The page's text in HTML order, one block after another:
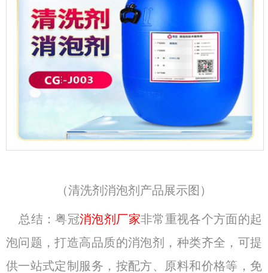
（清洗剂消泡剂产品展示图 ）
总结：粤冠消泡剂厂家非常重视各个方面的起
泡问题，打造高品质的消泡剂，种类齐全，可提
供一站式定制服务，按配方、原料和价格等，免